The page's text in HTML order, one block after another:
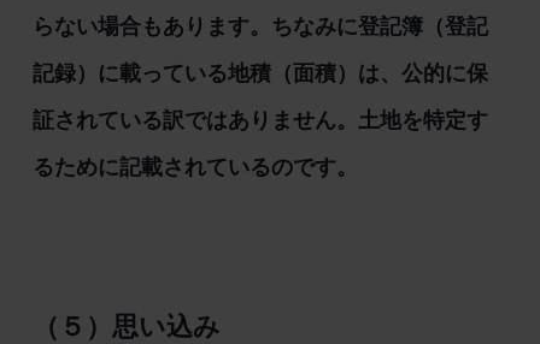
らない場合もあります。ちなみに登記簿（登記
記録）に載っている地積（面積）は、公的に保
証されている訳ではありません。土地を特定す
るために記載されているのです。
（５）思い込み